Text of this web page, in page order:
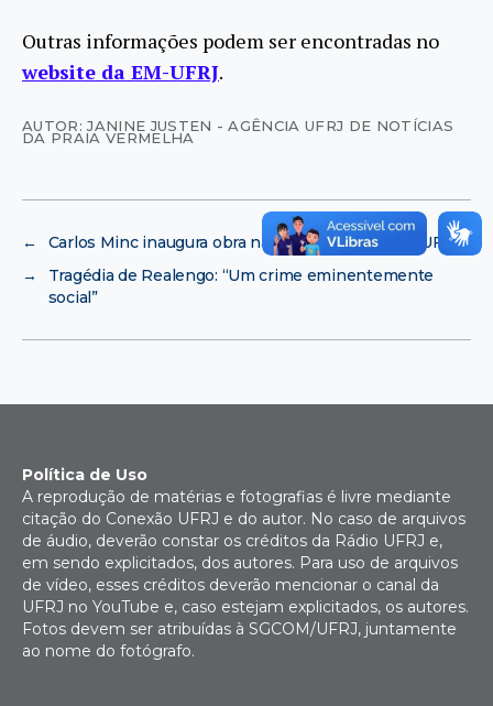
Outras informações podem ser encontradas no
website da EM-UFRJ.
AUTOR: JANINE JUSTEN - AGÊNCIA UFRJ DE NOTÍCIAS
DA PRAIA VERMELHA
←
Carlos Minc inaugura obra na Vila Residencial da UFRJ
→
Tragédia de Realengo: “Um crime eminentemente
social”
Política de Uso
A reprodução de matérias e fotografias é livre mediante
citação do Conexão UFRJ e do autor. No caso de arquivos
de áudio, deverão constar os créditos da Rádio UFRJ e,
em sendo explicitados, dos autores. Para uso de arquivos
de vídeo, esses créditos deverão mencionar o canal da
UFRJ no YouTube e, caso estejam explicitados, os autores.
Fotos devem ser atribuídas à SGCOM/UFRJ, juntamente
ao nome do fotógrafo.